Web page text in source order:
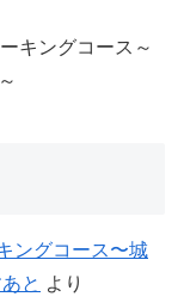
キングコース～
ングコース〜城
と より